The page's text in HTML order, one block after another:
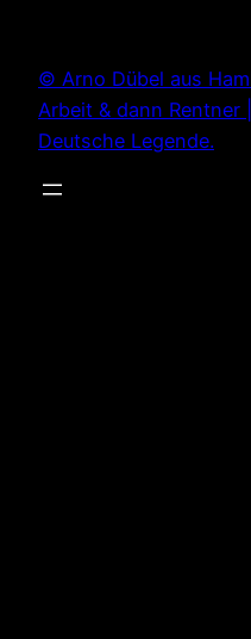
springen
© Arno Dübel aus
Arbeit & dann Rentner
Deutsche Legende.